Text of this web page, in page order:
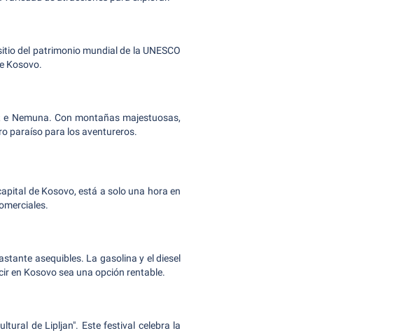
del patrimonio mundial de la UNESCO
Kosovo.
Nemuna. Con montañas majestuosas,
paraíso para los aventureros.
de Kosovo, está a solo una hora en
asequibles. La gasolina y el diesel
en Kosovo sea una opción rentable.
de Lipljan". Este festival celebra la